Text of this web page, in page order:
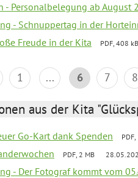
- Personalbelegung ab August
- Schnuppertag in der
Freude in der Kita PDF, 408 kB
1 ... 6 7 8
aus der Kita
Go-Kart dank Spenden
PDF, 2 MB
- Der Fotograf kommt vom